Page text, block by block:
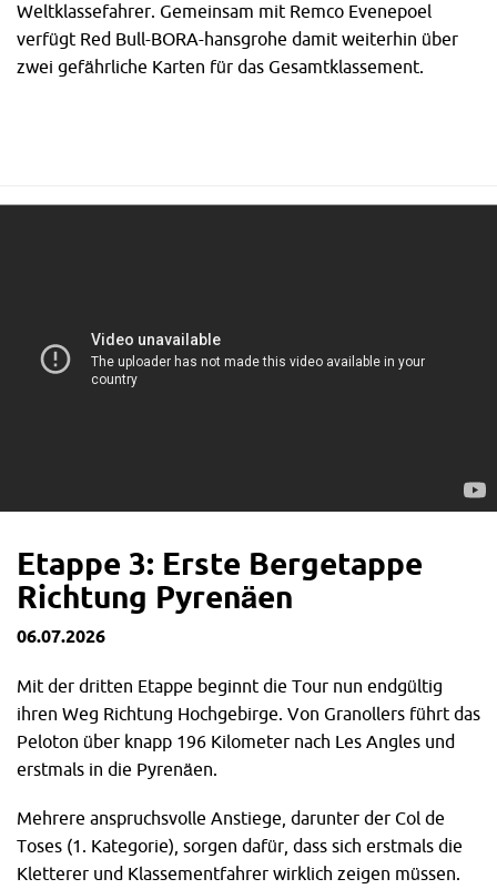
Weltklassefahrer. Gemeinsam mit Remco Evenepoel
verfügt Red Bull-BORA-hansgrohe damit weiterhin über
zwei gefährliche Karten für das Gesamtklassement.
Etappe 3: Erste Bergetappe
Richtung Pyrenäen
06.07.2026
Mit der dritten Etappe beginnt die Tour nun endgültig
ihren Weg Richtung Hochgebirge. Von Granollers führt das
Peloton über knapp 196 Kilometer nach Les Angles und
erstmals in die Pyrenäen.
Mehrere anspruchsvolle Anstiege, darunter der Col de
Toses (1. Kategorie), sorgen dafür, dass sich erstmals die
Kletterer und Klassementfahrer wirklich zeigen müssen.